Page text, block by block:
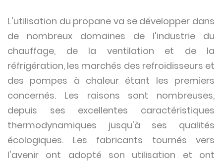
L'utilisation du propane va se développer dans
de nombreux domaines de l'industrie du
chauffage, de la ventilation et de la
réfrigération, les marchés des refroidisseurs et
des pompes à chaleur étant les premiers
concernés. Les raisons sont nombreuses,
depuis ses excellentes caractéristiques
thermodynamiques jusqu'à ses qualités
écologiques. Les fabricants tournés vers
l'avenir ont adopté son utilisation et ont